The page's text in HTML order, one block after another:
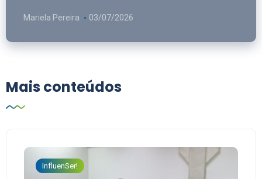
Mariela Pereira 03/07/2026
Mais conteúdos
InfluenSer!